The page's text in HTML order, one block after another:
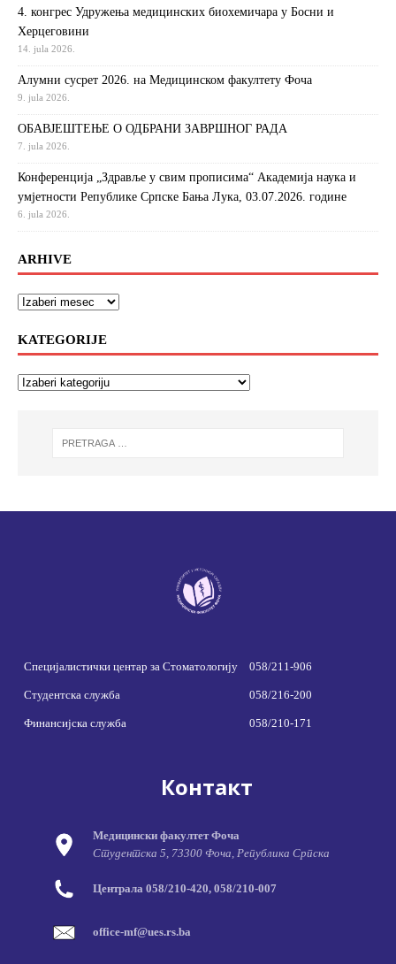
4. конгрес Удружења медицинских биохемичара у Босни и
Херцеговини
14. jula 2026.
Алумни сусрет 2026. на Медицинском факултету Фоча
9. jula 2026.
ОБАВЈЕШТЕЊЕ О ОДБРАНИ ЗАВРШНОГ РАДА
7. jula 2026.
Конференција „Здравље у свим прописима“ Академија наука и
умјетности Републике Српске Бања Лука, 03.07.2026. године
6. jula 2026.
ARHIVE
KATEGORIJE
Специјалистички центар за Стоматологију 058/211-906
Студентска служба 058/216-200
Финансијска служба 058/210-171
Контакт
Медицински факултет Фоча
Студентска 5, 73300 Фоча, Република Српска
Централа 058/210-420, 058/210-007
office-mf@ues.rs.ba